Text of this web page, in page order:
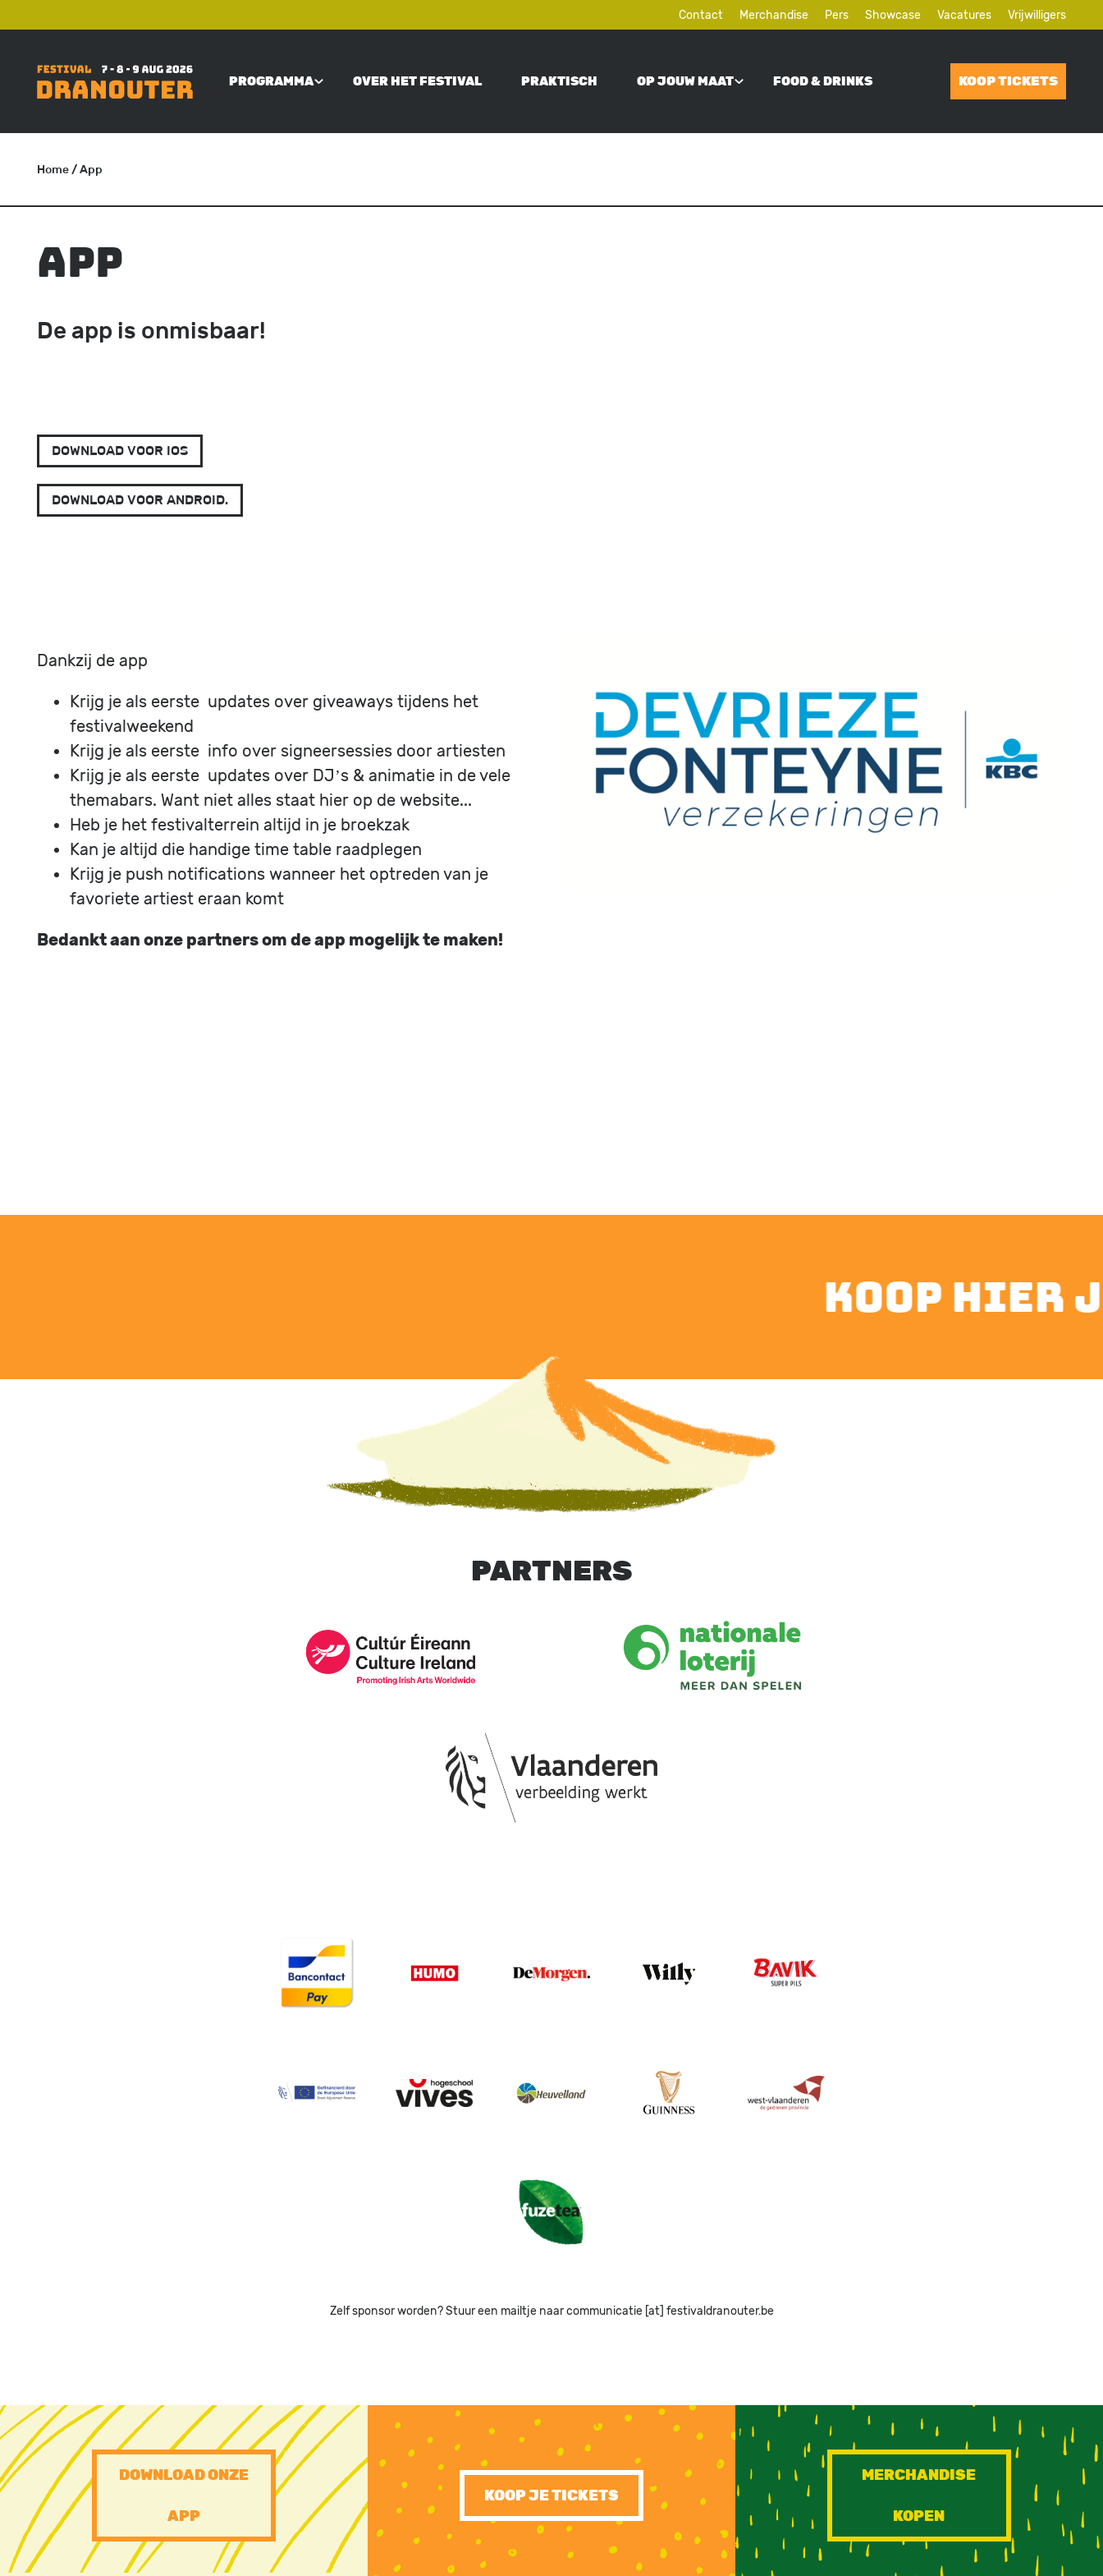
gaan
Contact Merchandise Pers Showcase Vacatures Vrijwilligers
PROGRAMMA OVER HET FESTIVAL PRAKTISCH OP JOUW MAAT FOOD & DRINKS KOOP TICKETS
KRUIMELPAD
Home/ App
App
De app is onmisbaar!
DOWNLOAD VOOR IOS
DOWNLOAD VOOR ANDROID.
Dankzij de app
Krijg je als eerste updates over giveaways tijdens het
festivalweekend
Krijg je als eerste info over signeersessies door artiesten
Krijg je als eerste updates over DJ’s & animatie in de vele
themabars. Want niet alles staat hier op de website...
Heb je het festivalterrein altijd in je broekzak
Kan je altijd die handige time table raadplegen
Krijg je push notifications wanneer het optreden van je
favoriete artiest eraan komt
Bedankt aan onze partners om de app mogelijk te maken!
koop hier
PARTNERS
Image
Image
Image
Image
Image
Image Image
Image Image Image Image Image
Image
Zelf sponsor worden? Stuur een mailtje naar communicatie [at] festivaldranouter.be
PRE
FOOTER
CTA
DOWNLOAD ONZE
APP
KOOP JE TICKETS
MERCHANDISE
KOPEN